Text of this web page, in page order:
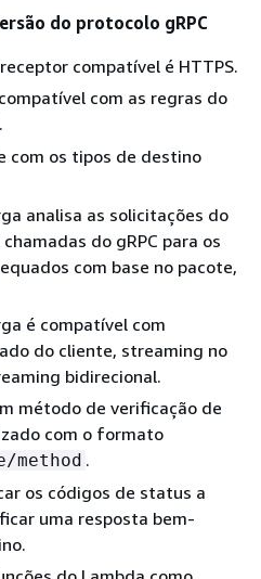
do protocolo gRPC
compatível é HTTPS.
com as regras do
.
com os tipos de destino
analisa as solicitações do
do gRPC para os
com base no pacote,
é compatível com
do cliente, streaming no
bidirecional.
método de verificação de
com o formato
method .
os códigos de status a
uma resposta bem-